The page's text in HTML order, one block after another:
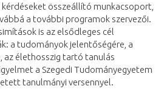
összeállító munkacsoport,
a további programok szervezői.
is az elsődleges cél
a tudományok jelentőségére, a
az élethosszig tartó tanulás
a Szegedi Tudományegyetem
tanulmányi versennyel.